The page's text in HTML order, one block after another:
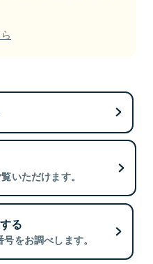
いただけます。
る
をお調べします。